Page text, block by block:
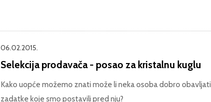
06.02.2015.
Selekcija prodavača - posao za kristalnu kuglu
Kako uopće možemo znati može li neka osoba dobro obavljati
zadatke koje smo postavili pred nju?